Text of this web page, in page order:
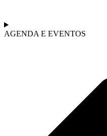
AGENDA E EVENTOS